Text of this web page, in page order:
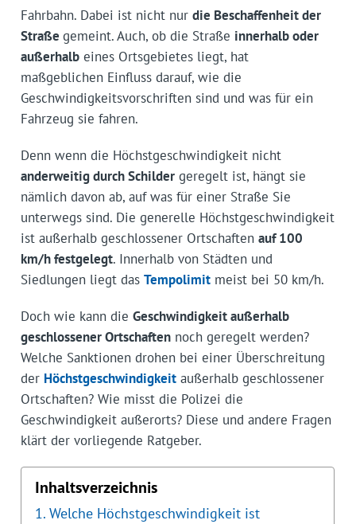
Fahrbahn. Dabei ist nicht nur die Beschaffenheit der
Straße gemeint. Auch, ob die Straße innerhalb oder
außerhalbeines Ortsgebietes liegt, hat
maßgeblichen Einfluss darauf, wie die
Geschwindigkeitsvorschriften sind und was für ein
Fahrzeug sie fahren.
Denn wenn die Höchstgeschwindigkeit nicht
anderweitig durch Schildergeregelt ist, hängt sie
nämlich davon ab, auf was für einer Straße Sie
unterwegs sind. Die generelle Höchstgeschwindigkeit
ist außerhalb geschlossener Ortschaften auf 100
km/h festgelegt. Innerhalb von Städten und
Siedlungen liegt das Tempolimitmeist bei 50 km/h.
Doch wie kann die Geschwindigkeit außerhalb
geschlossener Ortschaftennoch geregelt werden?
Welche Sanktionen drohen bei einer Überschreitung
der Höchstgeschwindigkeitaußerhalb geschlossener
Ortschaften? Wie misst die Polizei die
Geschwindigkeit außerorts? Diese und andere Fragen
klärt der vorliegende Ratgeber.
Inhaltsverzeichnis
Welche Höchstgeschwindigkeit ist